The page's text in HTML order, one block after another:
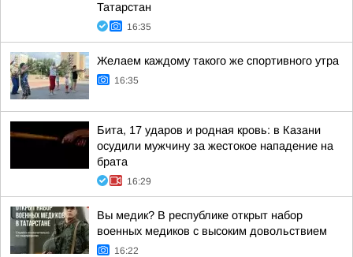
Татарстан
16:35
Желаем каждому такого же спортивного утра
16:35
Бита, 17 ударов и родная кровь: в Казани
осудили мужчину за жестокое нападение на
брата
16:29
Вы медик? В республике открыт набор
военных медиков с высоким довольствием
16:22